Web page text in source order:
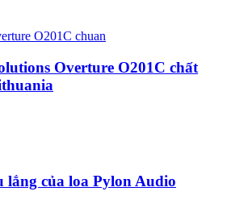
Overture O201C chất
lắng của loa Pylon Audio